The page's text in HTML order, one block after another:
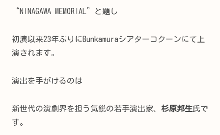
“NINAGAWA MEMORIAL”と題し
初演以来23年ぶりにBunkamuraシアターコクーンにて上
演されます。
演出を手がけるのは
新世代の演劇界を担う気鋭の若手演出家、 杉原邦生氏で
す。